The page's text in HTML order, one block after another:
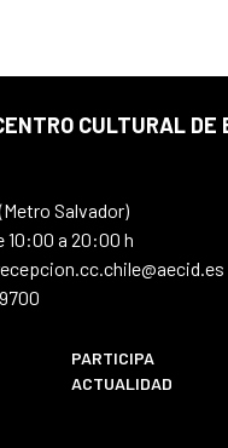
CULTURAL DE
Salvador)
10:00 a 20:00 h
PARTICIPA
ACTUALIDAD